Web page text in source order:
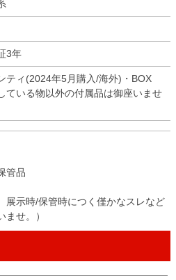
3年
ティ(2024年5月購入/海外)・BOX
ている物以外の付属品は御座いませ
管品
展示時/保管時につく僅かなスレなど
せ。）